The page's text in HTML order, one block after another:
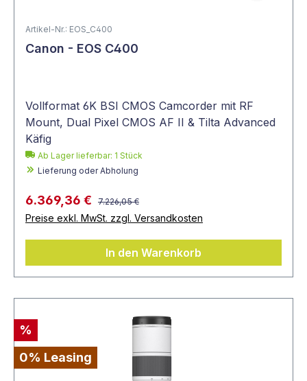
Artikel-Nr.: EOS_C400
Canon - EOS C400
Vollformat 6K BSI CMOS Camcorder mit RF
Mount, Dual Pixel CMOS AF II & Tilta Advanced
Käfig
Ab Lager lieferbar: 1 Stück
Lieferung oder Abholung
6.369,36 € 7.226,05 €
Preise exkl. MwSt. zzgl. Versandkosten
In den Warenkorb
%
0% Leasing